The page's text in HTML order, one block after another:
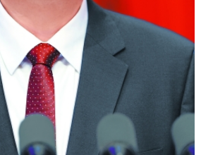
我要諮詢 我要建議
線上訪談